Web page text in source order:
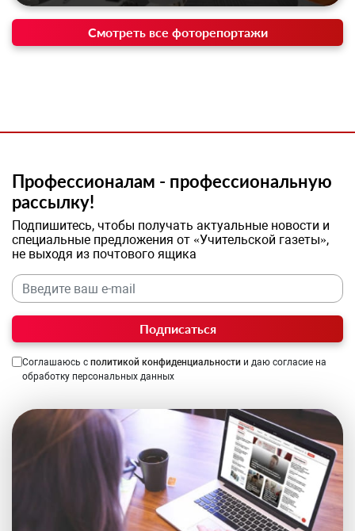
Смотреть все фоторепортажи
Профессионалам - профессиональную
рассылку!
Подпишитесь, чтобы получать актуальные новости и
специальные предложения от «Учительской газеты»,
не выходя из почтового ящика
Подписаться
Соглашаюсь с политикой конфиденциальности и даю согласие на
обработку персональных данных